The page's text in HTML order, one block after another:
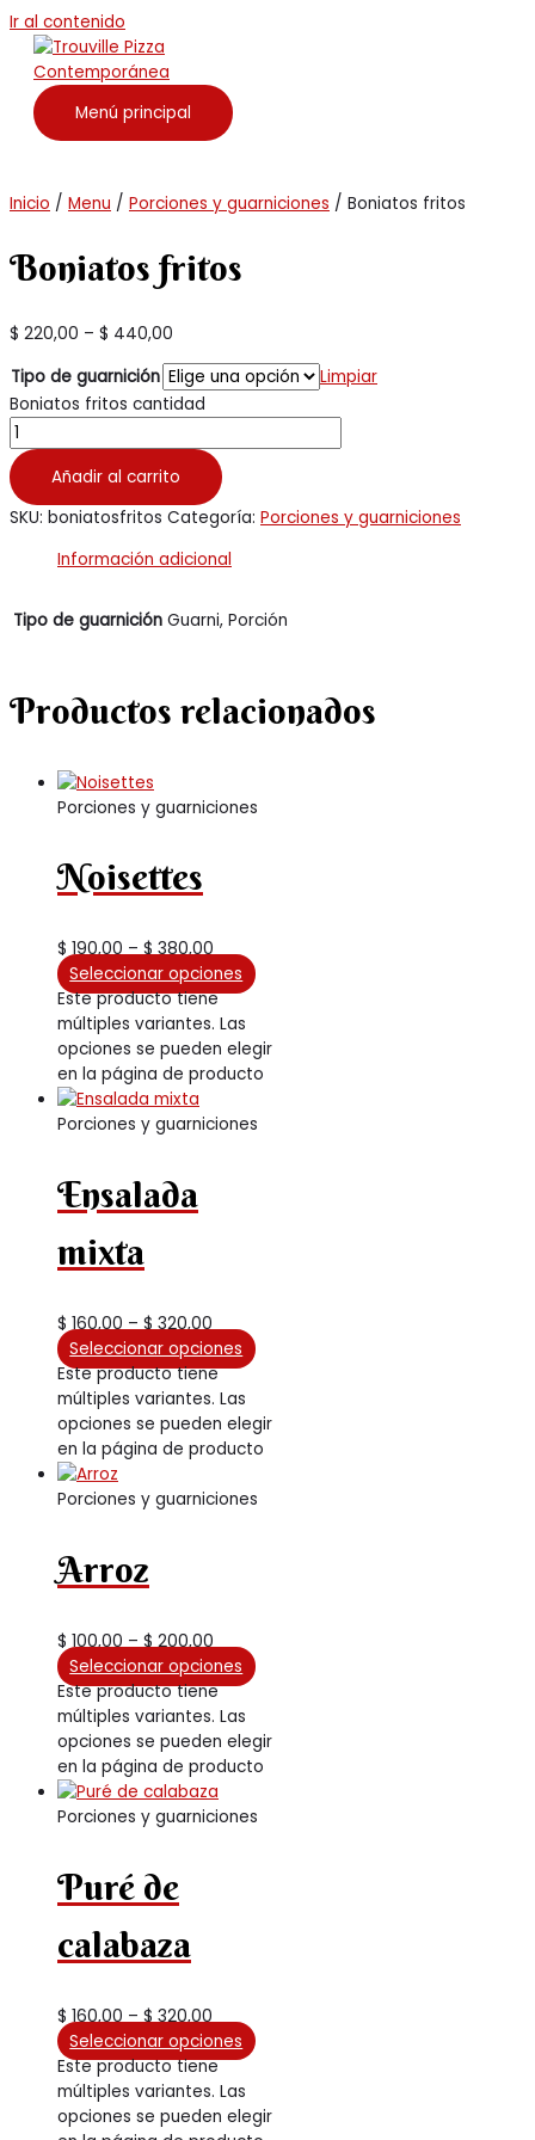
Ir al contenido
Menú principal
Inicio / Menu / Porciones y guarniciones / Boniatos fritos
Boniatos fritos
$ 220,00 – $ 440,00
Tipo de guarnición
Limpiar
Boniatos fritos cantidad
Añadir al carrito
SKU: boniatosfritos Categoría: Porciones y guarniciones
Información adicional
Tipo de guarnición Guarni, Porción
Productos relacionados
Porciones y guarniciones
Noisettes
$ 190,00–$380,00
Seleccionar opciones
Este producto tiene
múltiples variantes. Las
opciones se pueden elegir
en la página de producto
Porciones y guarniciones
Ensalada
mixta
$ 160,00–$320,00
Seleccionar opciones
Este producto tiene
múltiples variantes. Las
opciones se pueden elegir
en la página de producto
Porciones y guarniciones
Arroz
$ 100,00–$200,00
Seleccionar opciones
Este producto tiene
múltiples variantes. Las
opciones se pueden elegir
en la página de producto
Porciones y guarniciones
Puré de
calabaza
$ 160,00 – $ 320,00
Seleccionar opciones
Este producto tiene
múltiples variantes. Las
opciones se pueden elegir